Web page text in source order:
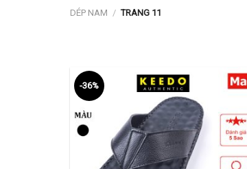
DÉP NAM / TRANG 11
-36%